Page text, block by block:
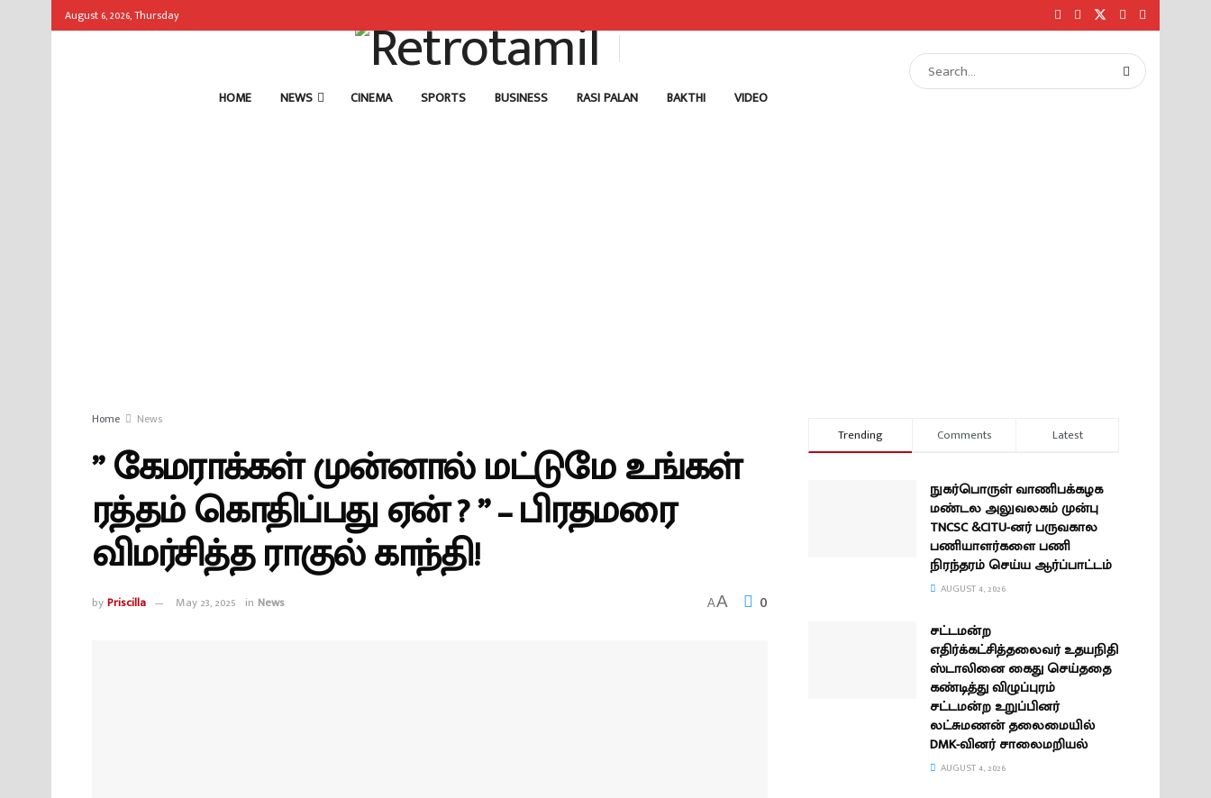
August 6, 2026, Thursday
HOME NEWS CINEMA SPORTS BUSINESS RASI PALAN BAKTHI VIDEO
Home News
” கேமராக்கள் முன்னால் மட்டுமே உங்கள்
ரத்தம் கொதிப்பது ஏன் ? ” – பிரதமரை
விமர்சித்த ராகுல் காந்தி!
byPriscilla May 23, 2025 in News AA 0
Trending Comments Latest
நுகர்பொருள் வாணிபக்கழக
மண்டல அலுவலகம் முன்பு
TNCSC &CITU-னர் பருவகால
பணியாளர்களை பணி
நிரந்தரம் செய்ய ஆர்ப்பாட்டம்
AUGUST 4, 2026
சட்டமன்ற
எதிர்க்கட்சித்தலைவர் உதயநிதி
ஸ்டாலினை கைது செய்ததை
கண்டித்து விழுப்புரம்
சட்டமன்ற உறுப்பினர்
லட்சுமணன் தலைமையில்
DMK-வினர் சாலைமறியல்
AUGUST 4, 2026